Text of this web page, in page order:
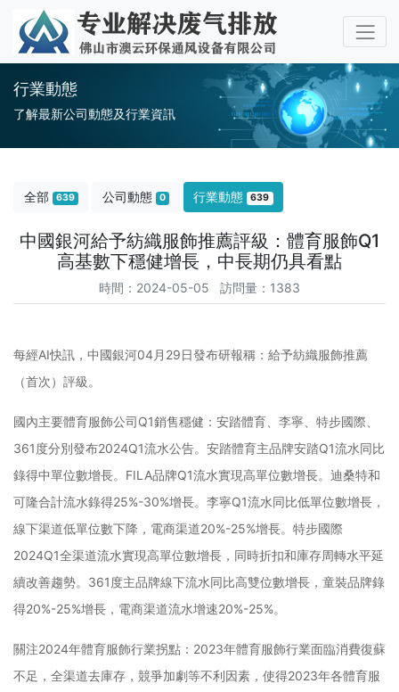
行業動態
了解最新公司動態及行業資訊
全部 639 公司動態 0 行業動態 639
中國銀河給予紡織服飾推薦評級：體育服飾Q1
高基數下穩健增長，中長期仍具看點
時間：2024-05-05 訪問量：1383
每經AI快訊， 中國銀河04月29日發布研報稱：給予紡織服飾推薦
（首次）評級。
國內主要體育服飾公司Q1銷售穩健：安踏體育、李寧、特步國際、
361度分別發布2024Q1流水公告。安踏體育主品牌安踏Q1流水同比
錄得中單位數增長。FILA品牌Q1流水實現高單位數增長。迪桑特和
可隆合計流水錄得25%-30%增長。李寧Q1流水同比低單位數增長，
線下渠道低單位數下降，電商渠道20%-25%增長。特步國際
2024Q1全渠道流水實現高單位數增長，同時折扣和庫存周轉水平延
續改善趨勢。361度主品牌線下流水同比高雙位數增長，童裝品牌錄
得20%-25%增長，電商渠道流水增速20%-25%。
關注2024年體育服飾行業拐點：2023年體育服飾行業面臨消費復蘇
不足，全渠道去庫存，競爭加劇等不利因素，使得2023年各體育服